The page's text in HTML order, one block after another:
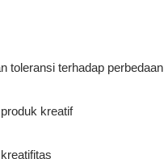
toleransi terhadap perbedaan
kreatif